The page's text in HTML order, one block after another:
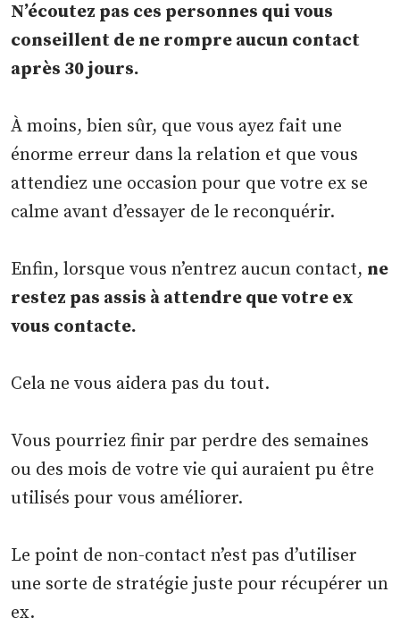
N’écoutez pas ces personnes qui vous
conseillent de ne rompre aucun contact
après 30 jours.
À moins, bien sûr, que vous ayez fait une
énorme erreur dans la relation et que vous
attendiez une occasion pour que votre ex se
calme avant d’essayer de le reconquérir.
Enfin, lorsque vous n’entrez aucun contact, ne
restez pas assis à attendre que votre ex
vous contacte.
Cela ne vous aidera pas du tout.
Vous pourriez finir par perdre des semaines
ou des mois de votre vie qui auraient pu être
utilisés pour vous améliorer.
Le point de non-contact n’est pas d’utiliser
une sorte de stratégie juste pour récupérer un
ex.